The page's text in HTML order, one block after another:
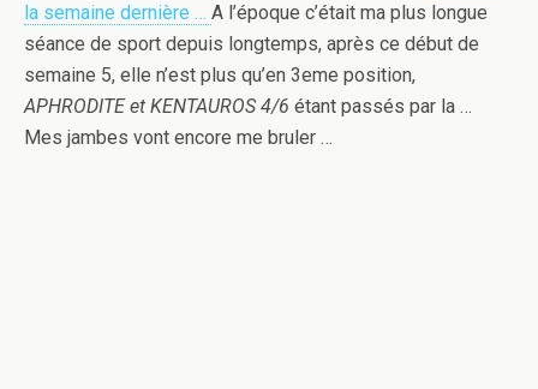
la semaine dernière … A l’époque c’était ma plus longue
séance de sport depuis longtemps, après ce début de
semaine 5, elle n’est plus qu’en 3eme position,
APHRODITE et KENTAUROS 4/6 étant passés par la …
Mes jambes vont encore me bruler …